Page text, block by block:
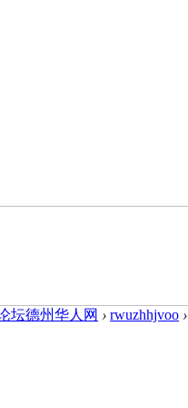
坛德州华人网 › rwuzhhjvoo ›